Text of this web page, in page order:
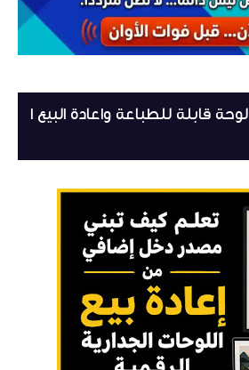
اكثر من 12000 لوحة قابلة للطباعة واعادة البيع ا